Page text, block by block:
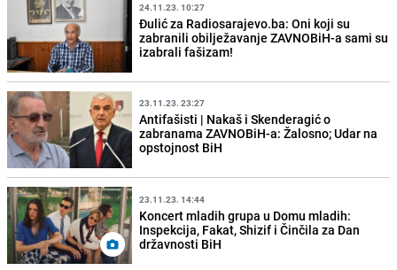
24.11.23. 10:27
Đulić za Radiosarajevo.ba: Oni koji su
zabranili obilježavanje ZAVNOBiH-a sami su
izabrali fašizam!
23.11.23. 23:27
Antifašisti | Nakaš i Skenderagić o
zabranama ZAVNOBiH-a: Žalosno; Udar na
opstojnost BiH
23.11.23. 14:44
Koncert mladih grupa u Domu mladih:
Inspekcija, Fakat, Shizif i Činčila za Dan
državnosti BiH